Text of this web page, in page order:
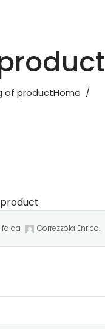
Home /
of product
fa da Correzzola Enrico.